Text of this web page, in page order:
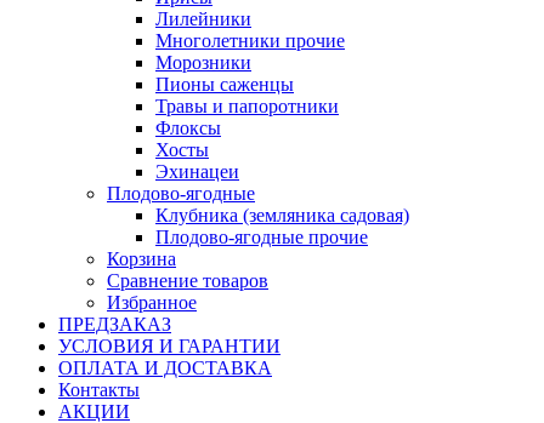
Лилейники
Многолетники прочие
Морозники
Пионы саженцы
Травы и папоротники
Флоксы
Хосты
Эхинацеи
Плодово-ягодные
Клубника (земляника садовая)
Плодово-ягодные прочие
Корзина
Сравнение товаров
Избранное
ПРЕДЗАКАЗ
УСЛОВИЯ И ГАРАНТИИ
ОПЛАТА И ДОСТАВКА
Контакты
АКЦИИ